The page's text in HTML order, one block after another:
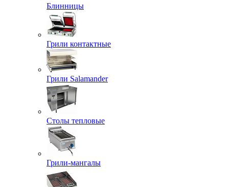
Блинницы
Грили контактные
Грили Salamander
Столы тепловые
Грили-мангалы